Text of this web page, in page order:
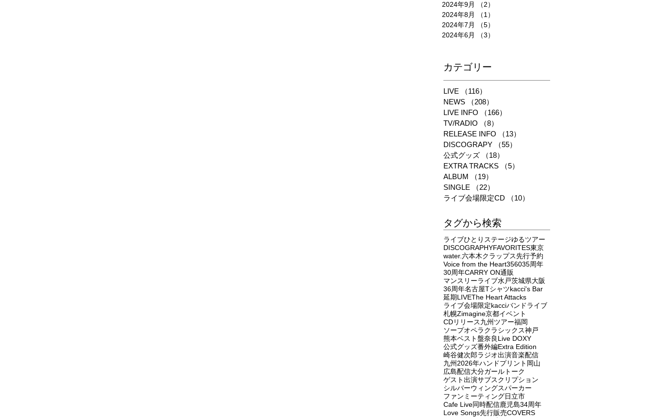
2024年9月
（2）
2024年8月
（1）
2024年7月
（5）
2024年6月
（3）
​カテゴリー
LIVE （116）
NEWS
（208）
LIVE INFO
（166）
TV/RADIO
（8）
RELEASE INFO
（13）
DISCOGRAPY
（55）
公式グッズ
（18）
EXTRA TRACKS
（5）
ALBUM
（19）
SINGLE
（22）
ライブ会場限定CD
（10）
タグから検索
ライブひとりステージゆるツアー
DISCOGRAPHYFAVORITES東京
water.六本木クラップス先行予約
Voice from the Heart356035周年
30周年CARRY ON通販
マンスリーライブ水戸茨城県大阪
36周年名古屋Tシャツkacci's Bar
延期LIVEThe Heart Attacks
ライブ会場限定kacciバンドライブ
札幌Zimagine京都イベント
CDリリース九州ツアー福岡
ソープオペラクラシックス神戸
熊本ベスト盤奈良Live DOXY
公式グッズ番外編Extra Edition
崎谷健次郎ラジオ出演音楽配信
九州 2026年ハンドプリント 岡山
広島配信大分ガールトーク
ゲスト出演サブスクリプション
シルバーウィングスパーカー
ファンミーティング日立市
Cafe Live同時配信鹿児島34周年
Love Songs先行販売COVERS